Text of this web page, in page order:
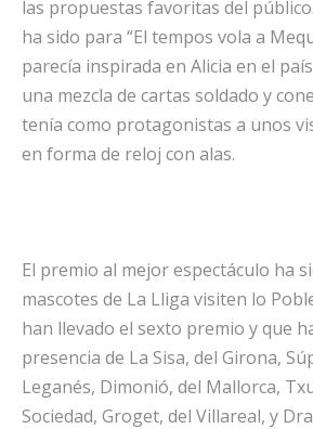
las propuestas favoritas del
ha sido para “El tempos vola a
parecía inspirada en Alicia en el
una mezcla de cartas soldado y
tenía como protagonistas a unos
en forma de reloj con alas.
El premio al mejor espectáculo ha
mascotes de La Lliga visiten lo
han llevado el sexto premio y que
presencia de La Sisa, del Girona,
Leganés, Dimonió, del Mallorca,
Sociedad, Groget, del Villareal, y